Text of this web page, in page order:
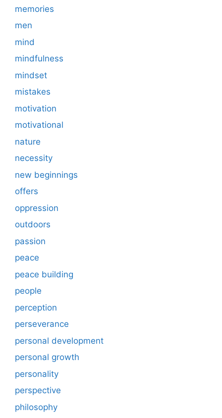
memories
men
mind
mindfulness
mindset
mistakes
motivation
motivational
nature
necessity
new beginnings
offers
oppression
outdoors
passion
peace
peace building
people
perception
perseverance
personal development
personal growth
personality
perspective
philosophy